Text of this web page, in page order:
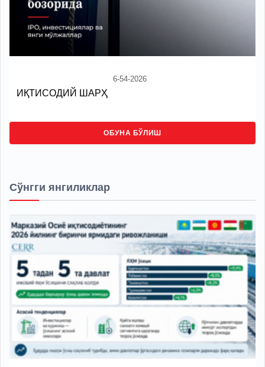
6-54-2026
ИҚТИСОДИЙ ШАРҲ
ОБУНА БЎЛИШ
Сўнгги янгиликлар